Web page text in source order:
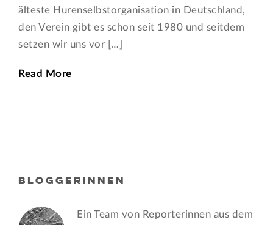
älteste Hurenselbstorganisation in Deutschland,
den Verein gibt es schon seit 1980 und seitdem
setzen wir uns vor […]
Read More
BLOGGERINNEN
Ein Team von Reporterinnen aus dem